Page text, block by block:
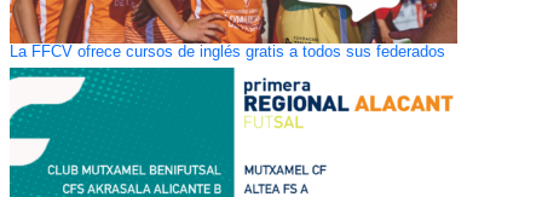
La FFCV ofrece cursos de inglés gratis a todos sus federados